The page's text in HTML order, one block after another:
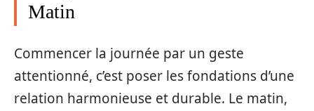
Matin
Commencer la journée par un geste
attentionné, c’est poser les fondations d’une
relation harmonieuse et durable. Le matin,